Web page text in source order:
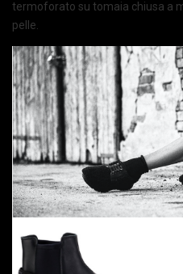
termoforato su tomaia chiusa a
pelle.